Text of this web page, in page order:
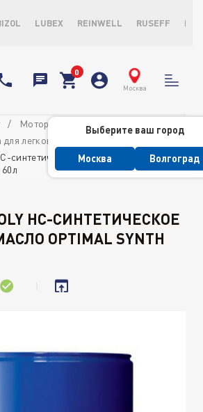
LUBEX REINWELL RUSEFF
Москва
Выберите ваш город
Москва Волгоград
Моторные масла
легковых автомобилей
синтетическое моторное масло
НС-СИНТЕТИЧЕСКОЕ
OPTIMAL SYNTH